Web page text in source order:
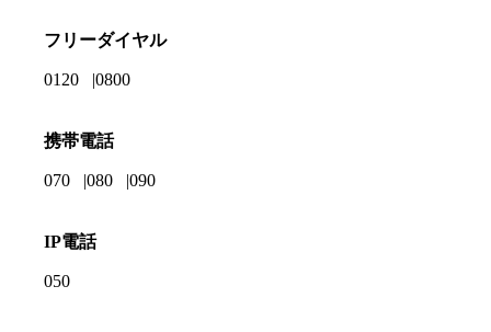
フリーダイヤル
0120 0800
携帯電話
070 080 090
IP電話
050